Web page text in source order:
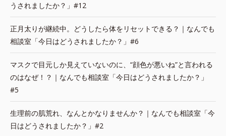
うされましたか？」#12
正月太りが継続中。どうしたら体をリセットできる？｜なんでも
相談室「今日はどうされましたか？」#6
マスクで目元しか見えていないのに、“顔色が悪いね”と言われる
のはなぜ！？｜なんでも相談室「今日はどうされましたか？」
#5
生理前の肌荒れ、なんとかなりませんか？｜なんでも相談室「今
日はどうされましたか？」#2